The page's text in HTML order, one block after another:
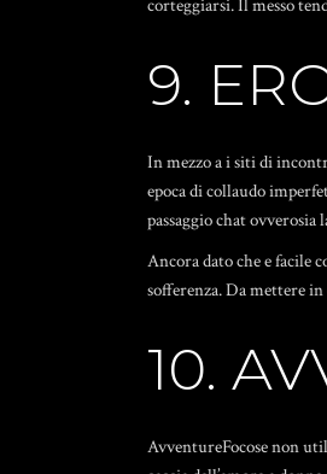
corteggiarsi. Il messo
9.
In mezzo a i siti di
epoca di collaudo
passaggio chat ovverosia
Ancora dato che e
sofferenza.Da mettere in
10.
AvventureFocose non